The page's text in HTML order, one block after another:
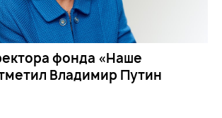
фонда «Наше
Владимир Путин